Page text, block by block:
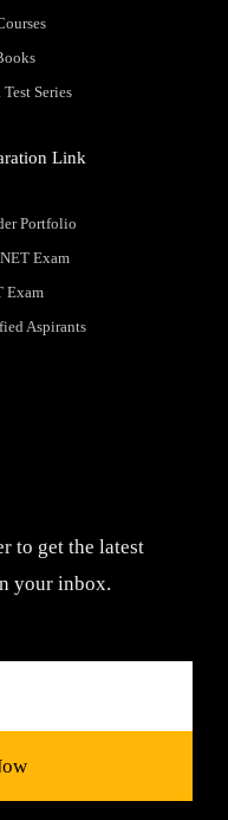
Series
Link
Portfolio
Exam
Exam
Aspirants
to get the latest
your inbox.